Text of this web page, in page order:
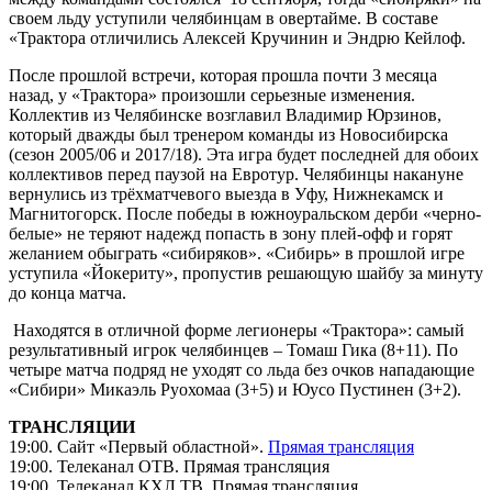
своем льду уступили челябинцам в овертайме. В составе
«Трактора отличились Алексей Кручинин и Эндрю Кейлоф.
После прошлой встречи, которая прошла почти 3 месяца
назад, у «Трактора» произошли серьезные изменения.
Коллектив из Челябинске возглавил Владимир Юрзинов,
который дважды был тренером команды из Новосибирска
(сезон 2005/06 и 2017/18). Эта игра будет последней для обоих
коллективов перед паузой на Евротур. Челябинцы накануне
вернулись из трёхматчевого выезда в Уфу, Нижнекамск и
Магнитогорск. После победы в южноуральском дерби «черно-
белые» не теряют надежд попасть в зону плей-офф и горят
желанием обыграть «сибиряков». «Сибирь» в прошлой игре
уступила «Йокериту», пропустив решающую шайбу за минуту
до конца матча.
Находятся в отличной форме легионеры «Трактора»: самый
результативный игрок челябинцев – Томаш Гика (8+11). По
четыре матча подряд не уходят со льда без очков нападающие
«Сибири» Микаэль Руохомаа (3+5) и Юусо Пустинен (3+2).
ТРАНСЛЯЦИИ
19:00. Сайт «Первый областной». Прямая трансляция
19:00. Телеканал ОТВ. Прямая трансляция
19:00. Телеканал КХЛ ТВ. Прямая трансляция